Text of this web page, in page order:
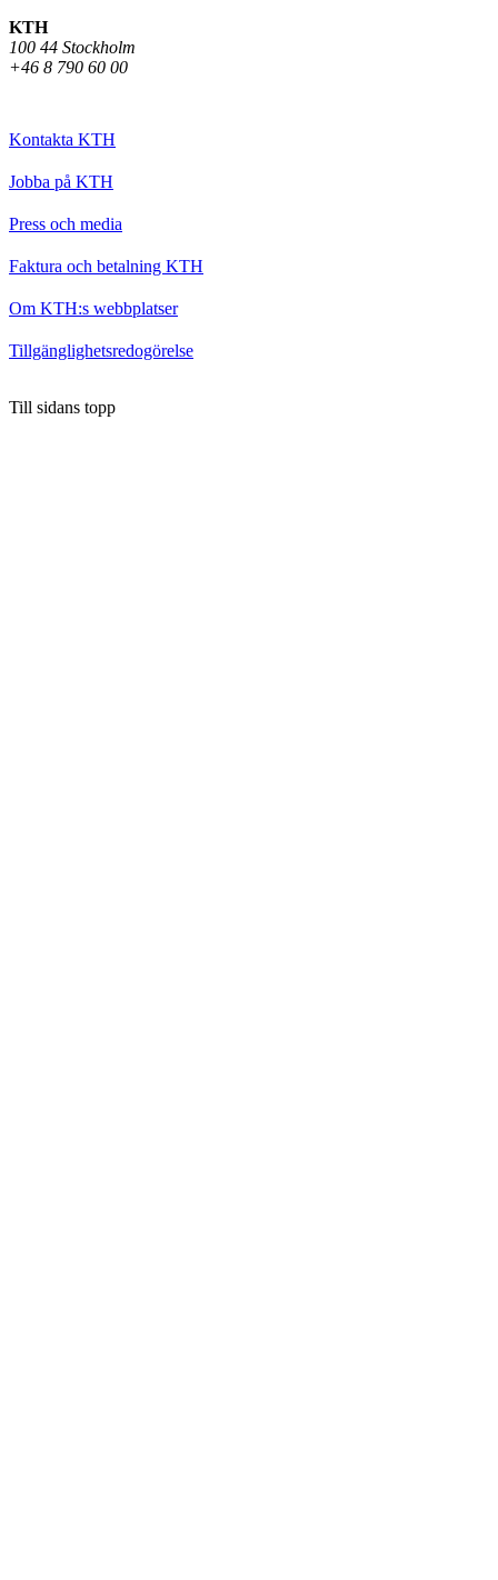
KTH
100 44 Stockholm
+46 8 790 60 00
Kontakta KTH
Jobba på KTH
Press och media
Faktura och betalning KTH
Om KTH:s webbplatser
Tillgänglighetsredogörelse
Till sidans topp